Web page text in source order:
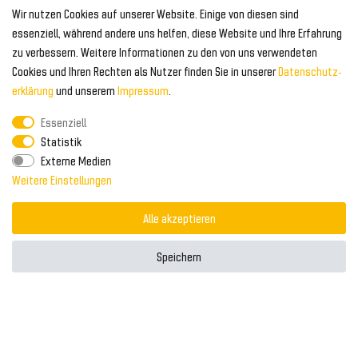
Wir nutzen Cookies auf unserer Website. Einige von diesen sind
essenziell, während andere uns helfen, diese Website und Ihre Erfahrung
zu verbessern. Weitere Informationen zu den von uns verwendeten
Cookies und Ihren Rechten als Nutzer finden Sie in unsererDaten­schutz­
erklärung und unserem Impressum.
Essenziell
Statistik
Externe Medien
Weitere Einstellungen
Alle akzeptieren
Speichern
Frontspoiler
Heckspoiler
Kabelbäume
Kühlergrill
FOLGEN SIE UNS AUF
Tuning Fanatics
ZAHLUNG & VERSAND
Zahlungsanbieter
Versand & Zahlung
WELTWEITER VERSAND
© 2026 Tuning Fanatics